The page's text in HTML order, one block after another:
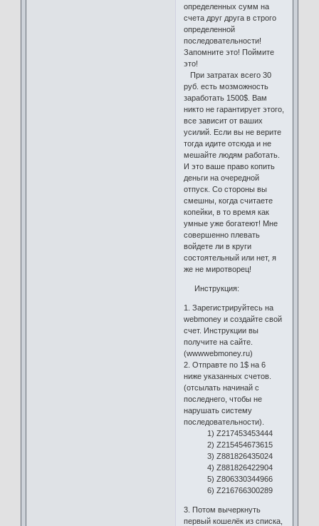
определенных сумм на
счета друг друга в строго
определенной
последовательности!
Запомните это! Поймите
это!
При затратах всего 30
руб. есть мозможность
заработать 1500$. Вам
никто не гарантирует этого,
все зависит от ваших
усилий. Если вы не верите
тогда идите отсюда и не
мешайте людям работать.
И это ваше право копить
деньги на очередной
отпуск. Со стороны вы
смешны, когда считаете
копейки, в то время как
умные уже богатеют! Мне
совершенно плевать
войдете ли в круги
состоятельный или нет, я
же не миротворец!
Инструкция:
1. Зарегистрируйтесь на
webmoney и создайте свой
счет. Инструкции вы
получите на сайте.
(wwwwebmoney.ru)
2. Отправте по 1$ на 6
ниже указанных счетов.
(отсылать начинай с
последнего, чтобы не
нарушать систему
последовательности).
1) Z217453453444
2) Z215454673615
3) Z881826435024
4) Z881826422904
5) Z806330344966
6) Z216766300289
3. Потом вычеркнуть
первый кошелёк из списка,